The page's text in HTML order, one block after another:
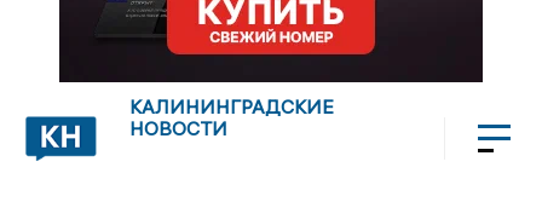
КАЛИНИНГРАДСКИЕ
НОВОСТИ